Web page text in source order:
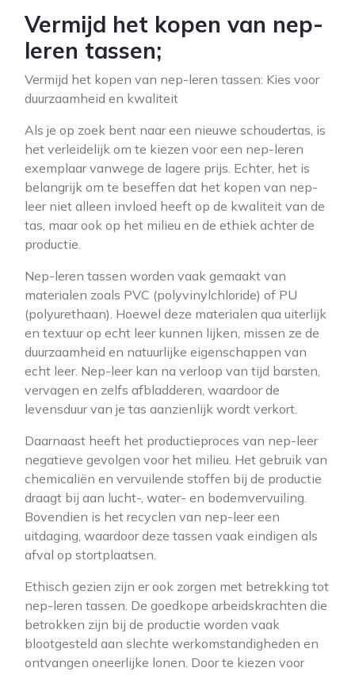
Vermijd het kopen van nep-
leren tassen;
Vermijd het kopen van nep-leren tassen: Kies voor
duurzaamheid en kwaliteit
Als je op zoek bent naar een nieuwe schoudertas, is
het verleidelijk om te kiezen voor een nep-leren
exemplaar vanwege de lagere prijs. Echter, het is
belangrijk om te beseffen dat het kopen van nep-
leer niet alleen invloed heeft op de kwaliteit van de
tas, maar ook op het milieu en de ethiek achter de
productie.
Nep-leren tassen worden vaak gemaakt van
materialen zoals PVC (polyvinylchloride) of PU
(polyurethaan). Hoewel deze materialen qua uiterlijk
en textuur op echt leer kunnen lijken, missen ze de
duurzaamheid en natuurlijke eigenschappen van
echt leer. Nep-leer kan na verloop van tijd barsten,
vervagen en zelfs afbladderen, waardoor de
levensduur van je tas aanzienlijk wordt verkort.
Daarnaast heeft het productieproces van nep-leer
negatieve gevolgen voor het milieu. Het gebruik van
chemicaliën en vervuilende stoffen bij de productie
draagt bij aan lucht-, water- en bodemvervuiling.
Bovendien is het recyclen van nep-leer een
uitdaging, waardoor deze tassen vaak eindigen als
afval op stortplaatsen.
Ethisch gezien zijn er ook zorgen met betrekking tot
nep-leren tassen. De goedkope arbeidskrachten die
betrokken zijn bij de productie worden vaak
blootgesteld aan slechte werkomstandigheden en
ontvangen oneerlijke lonen. Door te kiezen voor